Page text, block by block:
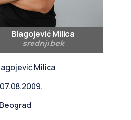
Blagojević Milica
srednji bek
Milica